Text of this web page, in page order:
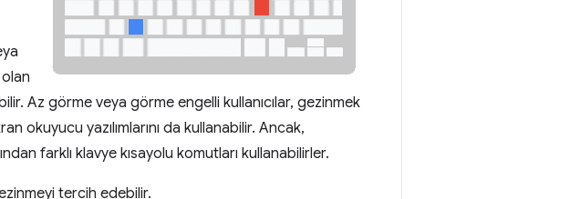
Az görme veya görme engelli kullanıcılar, gezinmek
okuyucu yazılımlarını da kullanabilir. Ancak,
farklı klavye kısayolu komutları kullanabilirler.
tercih edebilir.